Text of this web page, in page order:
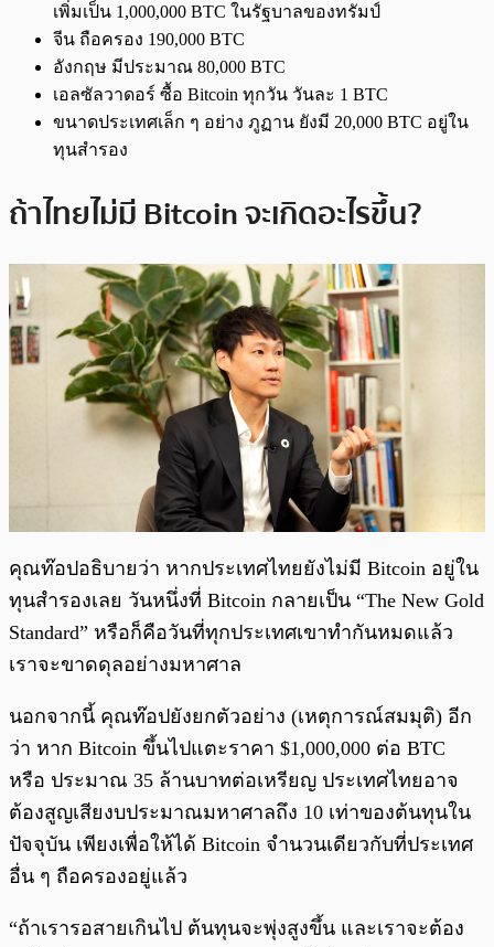
เพิ่มเป็น 1,000,000 BTC ในรัฐบาลของทรัมป์
จีน ถือครอง 190,000 BTC
อังกฤษ มีประมาณ 80,000 BTC
เอลซัลวาดอร์ ซื้อ Bitcoin ทุกวัน วันละ 1 BTC
ขนาดประเทศเล็ก ๆ อย่าง ภูฏาน ยังมี 20,000 BTC อยู่ใน
ทุนสำรอง
ถ้าไทยไม่มี Bitcoin จะเกิดอะไรขึ้น?
คุณท๊อปอธิบายว่า หากประเทศไทยยังไม่มี Bitcoin อยู่ใน
ทุนสำรองเลย วันหนึ่งที่ Bitcoin กลายเป็น “The New Gold
Standard” หรือก็คือวันที่ทุกประเทศเขาทำกันหมดแล้ว
เราจะขาดดุลอย่างมหาศาล
นอกจากนี้ คุณท๊อปยังยกตัวอย่าง (เหตุการณ์สมมุติ) อีก
ว่า หาก Bitcoin ขึ้นไปแตะราคา $1,000,000 ต่อ BTC
หรือ ประมาณ 35 ล้านบาทต่อเหรียญ ประเทศไทยอาจ
ต้องสูญเสียงบประมาณมหาศาลถึง 10 เท่าของต้นทุนใน
ปัจจุบัน เพียงเพื่อให้ได้ Bitcoin จำนวนเดียวกับที่ประเทศ
อื่น ๆ ถือครองอยู่แล้ว
“ถ้าเรารอสายเกินไป ต้นทุนจะพุ่งสูงขึ้น และเราจะต้อง